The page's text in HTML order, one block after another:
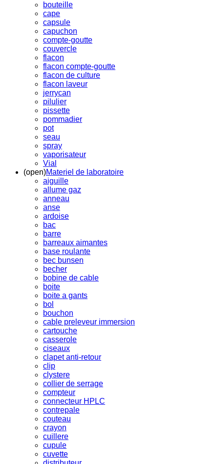
bouteille
cape
capsule
capuchon
compte-goutte
couvercle
flacon
flacon compte-goutte
flacon de culture
flacon laveur
jerrycan
pilulier
pissette
pommadier
pot
seau
spray
vaporisateur
Vial
(open)Materiel de laboratoire
aiguille
allume gaz
anneau
anse
ardoise
bac
barre
barreaux aimantes
base roulante
bec bunsen
becher
bobine de cable
boite
boite a gants
bol
bouchon
cable preleveur immersion
cartouche
casserole
ciseaux
clapet anti-retour
clip
clystere
collier de serrage
compteur
connecteur HPLC
contrepale
couteau
crayon
cuillere
cupule
cuvette